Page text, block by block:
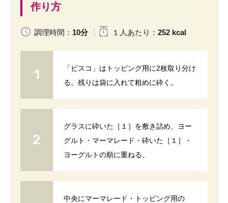
作り方
調理時間： 10分 １人 あたり ： 252 kcal
「ビスコ」はトッピング用に2枚取り分け
る。残りは袋に入れて粗めに砕く。
グラスに砕いた［１］を敷き詰め、ヨー
グルト・マーマレード・砕いた［１］・
ヨーグルトの順に重ねる。
中央にマーマレード・トッピング用の